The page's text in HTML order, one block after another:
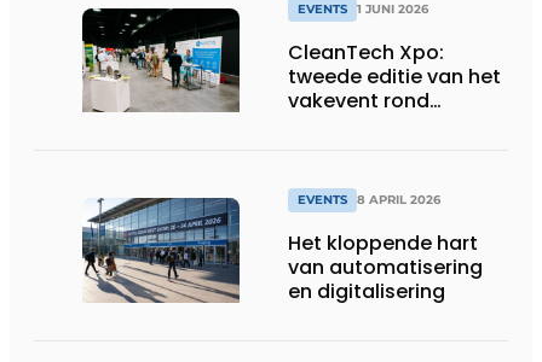
EVENTS 1 JUNI 2026
CleanTech Xpo:
tweede editie van het
vakevent rond
EVENTS 8 APRIL 2026
Het kloppende hart
van automatisering
en digitalisering